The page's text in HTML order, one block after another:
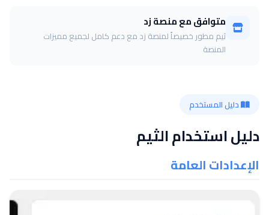
متوافق مع منصة زد
ثيم مطور خصيصاً لمنصة زد مع دعم كامل لجميع مميزات
المنصة
دليل المستخدم
دليل استخدام الثيم
الإعدادات العامة